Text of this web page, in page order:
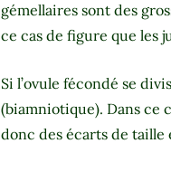
gémellaires sont des
ce cas de figure que les
Si l’ovule fécondé se
(biamniotique). Dans ce
donc des écarts de taille